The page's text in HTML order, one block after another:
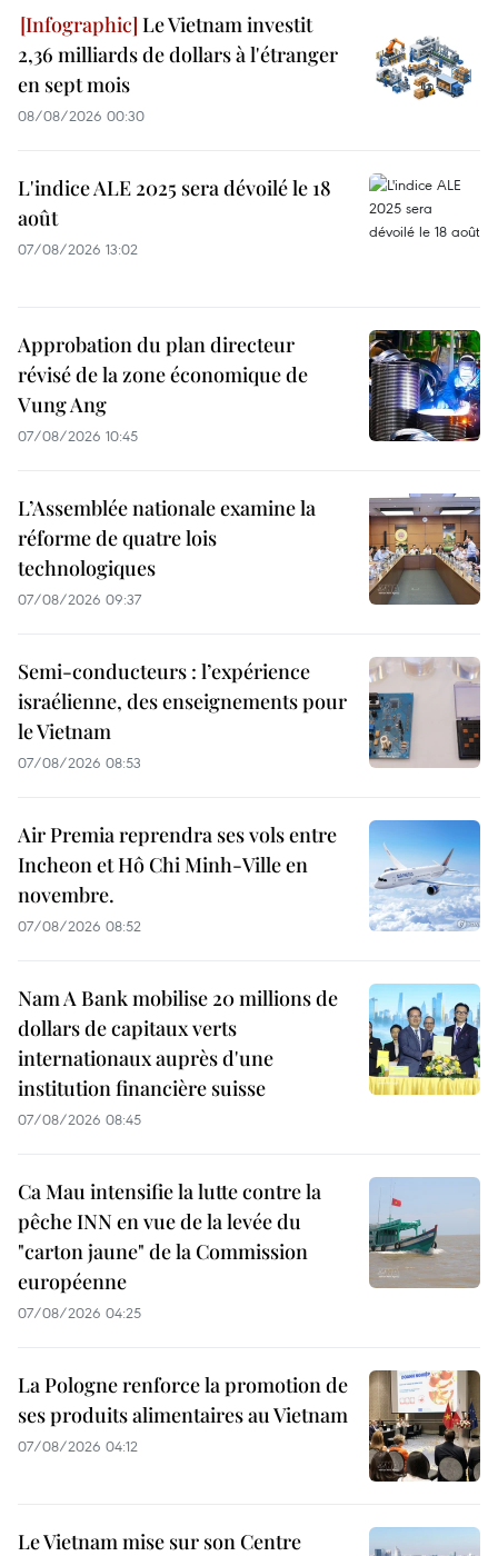
Le Vietnam investit
2,36 milliards de dollars à l'étranger
en sept mois
08/08/2026 00:30
L'indice ALE 2025 sera dévoilé le 18
août
07/08/2026 13:02
Approbation du plan directeur
révisé de la zone économique de
Vung Ang
07/08/2026 10:45
L’Assemblée nationale examine la
réforme de quatre lois
technologiques
07/08/2026 09:37
Semi-conducteurs : l’expérience
israélienne, des enseignements pour
le Vietnam
07/08/2026 08:53
Air Premia reprendra ses vols entre
Incheon et Hô Chi Minh-Ville en
novembre.
07/08/2026 08:52
Nam A Bank mobilise 20 millions de
dollars de capitaux verts
internationaux auprès d'une
institution financière suisse
07/08/2026 08:45
Ca Mau intensifie la lutte contre la
pêche INN en vue de la levée du
"carton jaune" de la Commission
européenne
07/08/2026 04:25
La Pologne renforce la promotion de
ses produits alimentaires au Vietnam
07/08/2026 04:12
Le Vietnam mise sur son Centre